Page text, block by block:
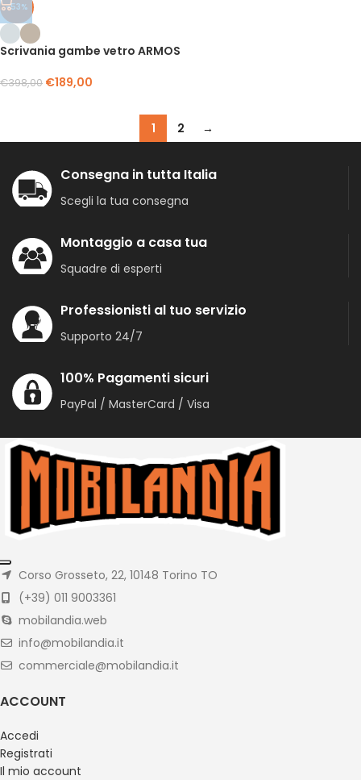
-53%
Scrivania gambe vetro ARMOS
€398,00 €189,00
1 2 →
Consegna in tutta Italia
Scegli la tua consegna
Montaggio a casa tua
Squadre di esperti
Professionisti al tuo servizio
Supporto 24/7
100% Pagamenti sicuri
PayPal / MasterCard / Visa
Corso Grosseto, 22, 10148 Torino TO
(+39) 011 9003361
mobilandia.web
info@mobilandia.it
commerciale@mobilandia.it
ACCOUNT
Accedi
Registrati
Il mio account